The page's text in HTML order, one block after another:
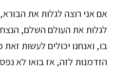
אם אני רוצה לגלות את
לגלות את העולם השלם,
בו, ואנחנו יכולים לעשות זאת
הזדמנות לזה, אז בואו לא